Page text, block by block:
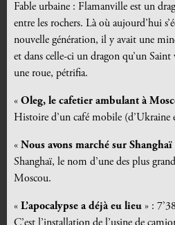
Fable urbaine : Flamanville est un
entre les rochers. Là où aujourd’hui
nouvelle génération, il y avait une
et dans celle-ci un dragon qu’un Saint
une roue, pétrifia.
« Oleg, le cafetier ambulant à
Histoire d’un café mobile (d’Ukraine
« Nous avons marché sur Shanghaï
Shanghaï, le nom d’une des plus
Moscou.
« L’apocalypse a déjà eu lieu » :